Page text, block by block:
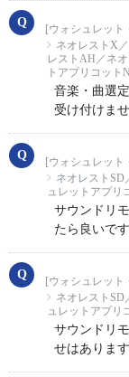
[ウォシュレット
ネオレストX
レストAH／ネ
トアプリコットN
音楽・曲選
受け付けま
[ウォシュレット
ネオレストSD
ュレットアプリ
サウンドリ
たら良いで
[ウォシュレット
ネオレストSD
ュレットアプリ
サウンドリ
せはありま